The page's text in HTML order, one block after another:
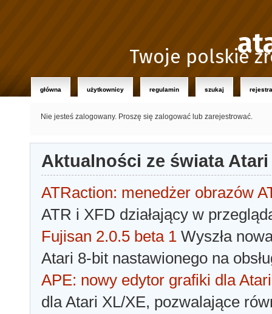
Twoje polskie
główna użytkownicy regulamin szukaj
Nie jesteś zalogowany. Proszę się zalogować lub zarejestrować.
Aktualności ze świata Atari
ATRaction: menedżer obrazów
ATR i XFD działający w
Fujisan 2.0.5 beta 1 Wyszła
Atari 8-bit nastawionego na
APE: nowy edytor grafiki dla Atari
dla Atari XL/XE, pozwalające